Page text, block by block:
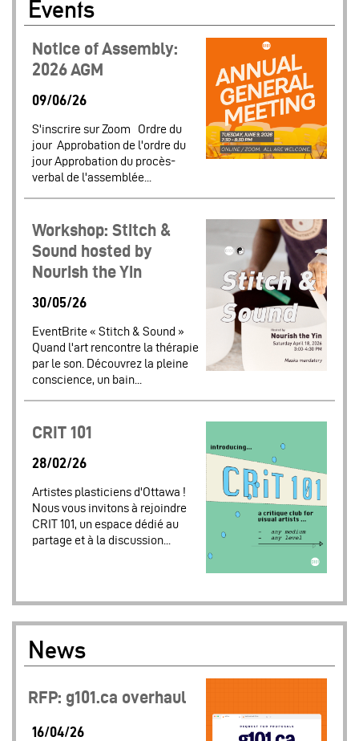
Events
Notice of Assembly:
2026 AGM
09/06/26
S'inscrire sur Zoom Ordre du
jour Approbation de l'ordre du
jour Approbation du procès-
verbal de l'assemblée...
Workshop: Stitch &
Sound hosted by
Nourish the Yin
30/05/26
EventBrite « Stitch & Sound »
Quand l'art rencontre la thérapie
par le son. Découvrez la pleine
conscience, un bain...
CRIT 101
28/02/26
Artistes plasticiens d'Ottawa !
Nous vous invitons à rejoindre
CRIT 101, un espace dédié au
partage et à la discussion...
News
RFP: g101.ca overhaul
16/04/26